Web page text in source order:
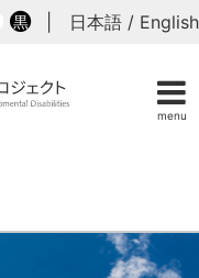
menu
黒 日本語 / English